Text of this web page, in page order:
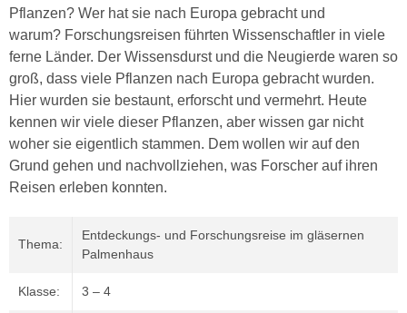
Pflanzen? Wer hat sie nach Europa gebracht und
warum? Forschungsreisen führten Wissenschaftler in viele
ferne Länder. Der Wissensdurst und die Neugierde waren so
groß, dass viele Pflanzen nach Europa gebracht wurden.
Hier wurden sie bestaunt, erforscht und vermehrt. Heute
kennen wir viele dieser Pflanzen, aber wissen gar nicht
woher sie eigentlich stammen. Dem wollen wir auf den
Grund gehen und nachvollziehen, was Forscher auf ihren
Reisen erleben konnten.
Thema:
Entdeckungs- und Forschungsreise im gläsernen
Palmenhaus
Klasse: 3 – 4